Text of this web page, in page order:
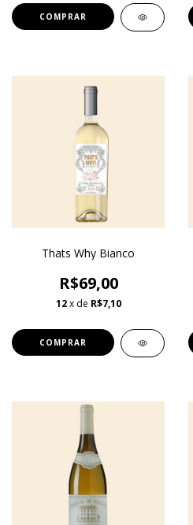
Thats Why Bianco
R$69,00
12 x de R$7,10